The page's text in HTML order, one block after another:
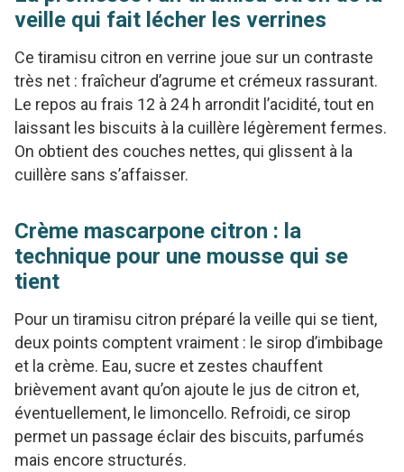
veille qui fait lécher les verrines
Ce tiramisu citron en verrine joue sur un contraste
très net : fraîcheur d’agrume et crémeux rassurant.
Le repos au frais 12 à 24 h arrondit l’acidité, tout en
laissant les biscuits à la cuillère légèrement fermes.
On obtient des couches nettes, qui glissent à la
cuillère sans s’affaisser.
Crème mascarpone citron : la
technique pour une mousse qui se
tient
Pour un tiramisu citron préparé la veille qui se tient,
deux points comptent vraiment : le sirop d’imbibage
et la crème. Eau, sucre et zestes chauffent
brièvement avant qu’on ajoute le jus de citron et,
éventuellement, le limoncello. Refroidi, ce sirop
permet un passage éclair des biscuits, parfumés
mais encore structurés.